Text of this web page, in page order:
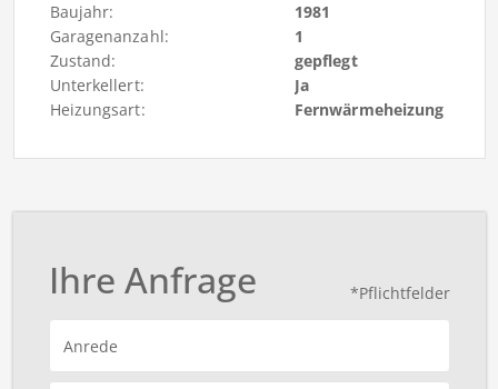
Baujahr:
1981
Garagenanzahl:
1
Zustand:
gepflegt
Unterkellert:
Ja
Heizungsart:
Fernwärmeheizung
*Pflichtfelder
Ihre Anfrage
Anrede